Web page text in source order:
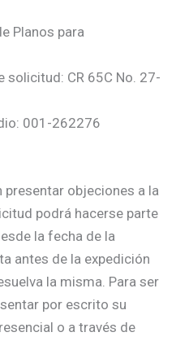
Planos para
CR 65C No. 27-
001-262276
presentar objeciones a la
podrá hacerse parte
la fecha de la
antes de la expedición
la misma. Para ser
por escrito su
o a través de